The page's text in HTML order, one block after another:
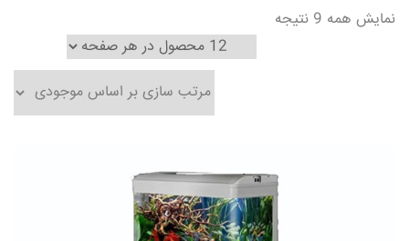
نمایش همه 9 نتیجه